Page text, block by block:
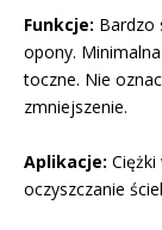
Funkcje: Bardzo
opony.
toczne. Nie
zmniejszenie.
Aplikacje:
oczyszczanie